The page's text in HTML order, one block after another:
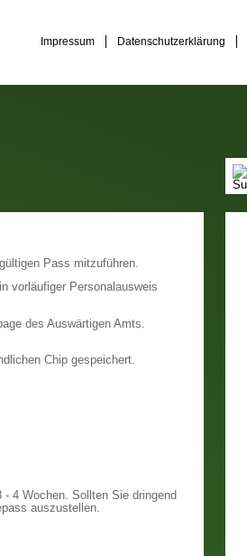
Impressum Datenschutzerklärung
Pass mitzuführen.
vorläufiger Personalausweis
des Auswärtigen Amts.
Chip gespeichert.
4 Wochen. Sollten Sie dringend
auszustellen.